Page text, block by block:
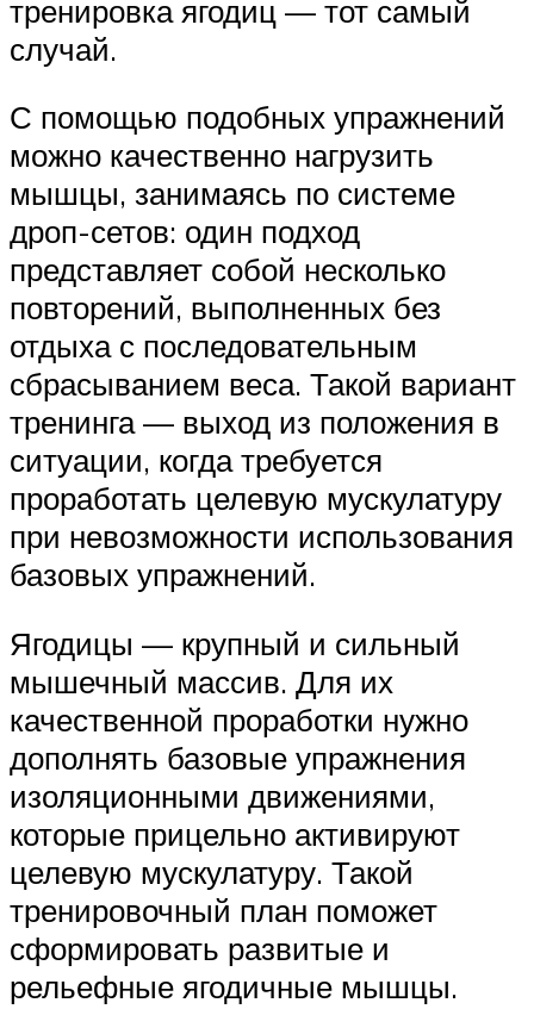
тренировка ягодиц — тот самый
случай.
С помощью подобных упражнений
можно качественно нагрузить
мышцы, занимаясь по системе
дроп-сетов: один подход
представляет собой несколько
повторений, выполненных без
отдыха с последовательным
сбрасыванием веса. Такой вариант
тренинга — выход из положения в
ситуации, когда требуется
проработать целевую мускулатуру
при невозможности использования
базовых упражнений.
Ягодицы — крупный и сильный
мышечный массив. Для их
качественной проработки нужно
дополнять базовые упражнения
изоляционными движениями,
которые прицельно активируют
целевую мускулатуру. Такой
тренировочный план поможет
сформировать развитые и
рельефные ягодичные мышцы.